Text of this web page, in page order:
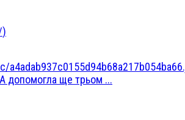
)
допомогла ще трьом ...